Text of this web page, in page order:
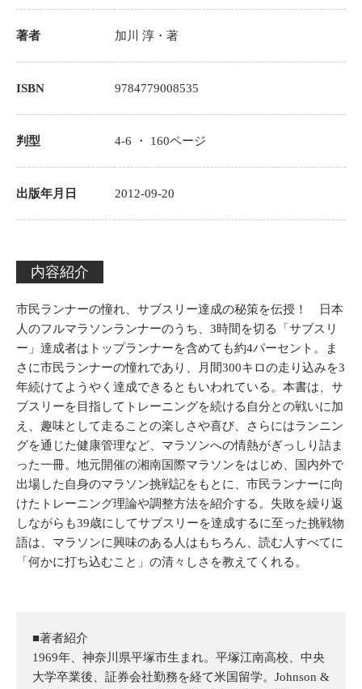
著者 加川 淳 ・著
ISBN 9784779008535
判型 4-6 ・ 160ページ
出版年月日 2012-09-20
内容紹介
市民ランナーの憧れ、サブスリー達成の秘策を伝授！ 日本
人のフルマラソンランナーのうち、3時間を切る「サブスリ
ー」達成者はトップランナーを含めても約4パーセント。ま
さに市民ランナーの憧れであり、月間300キロの走り込みを3
年続けてようやく達成できるともいわれている。本書は、サ
ブスリーを目指してトレーニングを続ける自分との戦いに加
え、趣味として走ることの楽しさや喜び、さらにはランニン
グを通じた健康管理など、マラソンへの情熱がぎっしり詰ま
った一冊。地元開催の湘南国際マラソンをはじめ、国内外で
出場した自身のマラソン挑戦記をもとに、市民ランナーに向
けたトレーニング理論や調整方法を紹介する。失敗を繰り返
しながらも39歳にしてサブスリーを達成するに至った挑戦物
語は、マラソンに興味のある人はもちろん、読む人すべてに
「何かに打ち込むこと」の清々しさを教えてくれる。
■著者紹介
1969年、神奈川県平塚市生まれ。平塚江南高校、中央
大学卒業後、証券会社勤務を経て米国留学。Johnson &